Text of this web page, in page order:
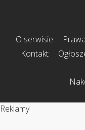
O serwisie
Kontakt
Reklamy